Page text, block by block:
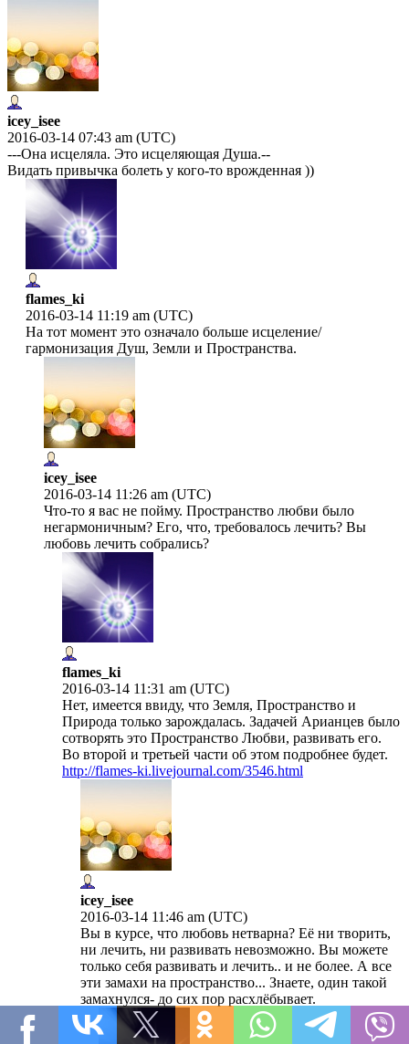
icey_isee
2016-03-14 07:43 am (UTC)
---Она исцеляла. Это исцеляющая Душа.--
Видать привычка болеть у кого-то врожденная ))
flames_ki
2016-03-14 11:19 am (UTC)
На тот момент это означало больше исцеление/
гармонизация Душ, Земли и Пространства.
icey_isee
2016-03-14 11:26 am (UTC)
Что-то я вас не пойму. Пространство любви было
негармоничным? Его, что, требовалось лечить? Вы
любовь лечить собрались?
flames_ki
2016-03-14 11:31 am (UTC)
Нет, имеется ввиду, что Земля, Пространство и
Природа только зарождалась. Задачей Арианцев было
сотворять это Пространство Любви, развивать его.
Во второй и третьей части об этом подробнее будет.
http://flames-ki.livejournal.com/3546.html
icey_isee
2016-03-14 11:46 am (UTC)
Вы в курсе, что любовь нетварна? Её ни творить,
ни лечить, ни развивать невозможно. Вы можете
только себя развивать и лечить.. и не более. А все
эти замахи на пространство... Знаете, один такой
замахнулся- до сих пор расхлёбывает.